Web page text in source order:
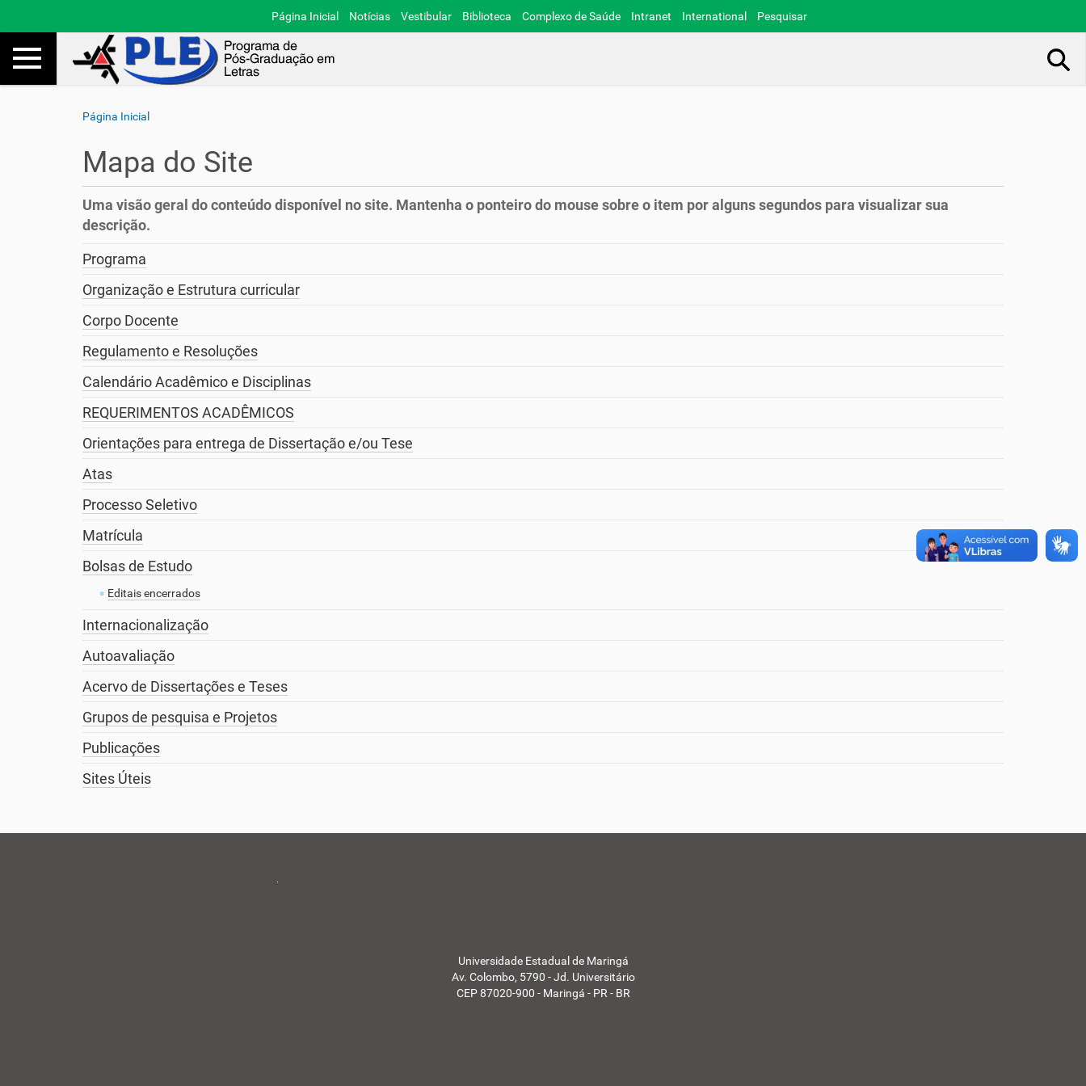
Página Inicial Notícias Vestibular Biblioteca Complexo de Saúde Intranet International Pesquisar
Toggle navigation Busca
V
t
á
q
i
Página Inicial
Mapa do Site
Uma visão geral do conteúdo disponível no site. Mantenha o ponteiro do mouse sobre o item por alguns segundos para visualizar sua
descrição.
Programa
Organização e Estrutura curricular
Corpo Docente
Regulamento e Resoluções
Calendário Acadêmico e Disciplinas
REQUERIMENTOS ACADÊMICOS
Orientações para entrega de Dissertação e/ou Tese
Atas
Processo Seletivo
Matrícula
Bolsas de Estudo
Editais encerrados
Internacionalização
Autoavaliação
Acervo de Dissertações e Teses
Grupos de pesquisa e Projetos
Publicações
Sites Úteis
Universidade Estadual de Maringá
Av. Colombo, 5790 - Jd. Universitário
CEP 87020-900 - Maringá - PR - BR